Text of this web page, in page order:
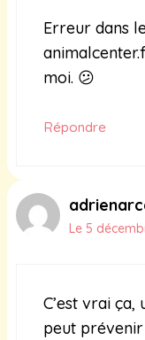
Erreur dans
moi. 😕
Répondre
Le 5
C’est vrai
peut